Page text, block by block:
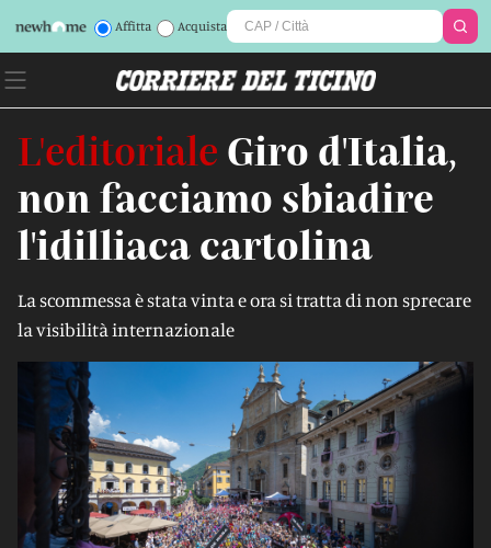
Affitta Acquista
L'editoriale Giro d'Italia,
non facciamo sbiadire
l'idilliaca cartolina
La scommessa è stata vinta e ora si tratta di non sprecare
la visibilità internazionale